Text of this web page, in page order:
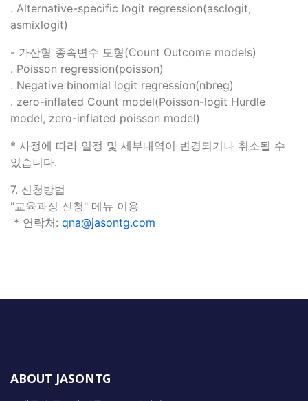
. Alternative-specific logit regression(asclogit,
asmixlogit)
- 가산형 종속변수 모형(Count Outcome models)
. Poisson regression(poisson)
. Negative binomial logit regression(nbreg)
. zero-inflated Count model(Poisson-logit Hurdle
model, zero-inflated poisson model)
* 사정에 따라 일정 및 세부내역이 변경되거나 취소될 수
있습니다.
7. 신청방법
"교육과정 신청" 메뉴 이용
​ * 연락처: qna@jasontg.com
ABOUT JASONTG